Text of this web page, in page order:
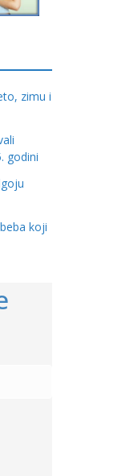
zimu i
godini
koji